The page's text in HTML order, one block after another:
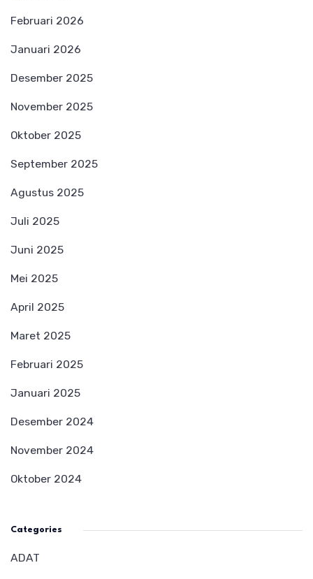
Februari 2026
Januari 2026
Desember 2025
November 2025
Oktober 2025
September 2025
Agustus 2025
Juli 2025
Juni 2025
Mei 2025
April 2025
Maret 2025
Februari 2025
Januari 2025
Desember 2024
November 2024
Oktober 2024
Categories
ADAT